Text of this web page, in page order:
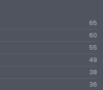
65
60
55
49
38
36